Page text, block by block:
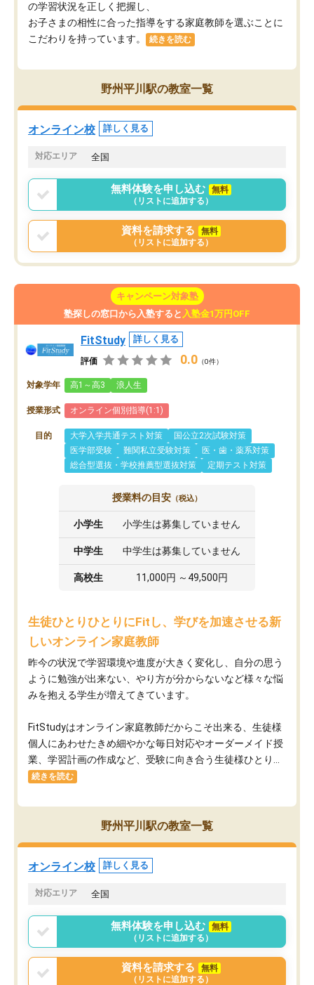
の学習状況を正しく把握し、
お子さまの相性に合った指導をする家庭教師を選ぶことに
こだわりを持っています。
続きを読む
野州平川駅の教室一覧
オンライン校 詳しく見る
対応エリア 全国
無料体験を申し込む
無料
（リストに追加する）
資料を請求する
無料
（リストに追加する）
キャンペーン対象塾
塾探しの窓口から入塾すると 入塾金1万円OFF
FitStudy 詳しく見る
評価 0.0 （0件）
対象学年 高1～高3 浪人生
授業形式 オンライン個別指導(1:1)
目的 大学入学共通テスト対策
国公立2次試験対策
医学部受験
難関私立受験対策
医・歯・薬系対策
総合型選抜・学校推薦型選抜対策
定期テスト対策
授業料の目安 （税込）
小学生 小学生は募集していません
中学生 中学生は募集していません
高校生 11,000円 ～49,500円
生徒ひとりひとりにFitし、学びを加速させる新
しいオンライン家庭教師
昨今の状況で学習環境や進度が大きく変化し、自分の思う
ように勉強が出来ない、やり方が分からないなど様々な悩
みを抱える学生が増えてきています。
FitStudyはオンライン家庭教師だからこそ出来る、生徒様
個人にあわせたきめ細やかな毎日対応やオーダーメイド授
業、学習計画の作成など、受験に向き合う生徒様ひとり...
続きを読む
野州平川駅の教室一覧
オンライン校 詳しく見る
対応エリア 全国
無料体験を申し込む
無料
（リストに追加する）
資料を請求する
無料
（リストに追加する）